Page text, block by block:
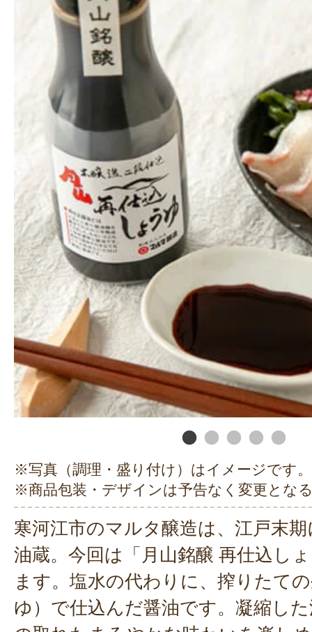
※写真（調理・盛り付け）はイメージです。
※商品包装・デザインは予告なく変更とな
寒河江市のマルタ醸造は、江戸末
油蔵。今回は「月山銘醸 再仕込し
ます。塩水の代わりに、搾りたて
ゆ）で仕込んだ醤油です。凝縮し